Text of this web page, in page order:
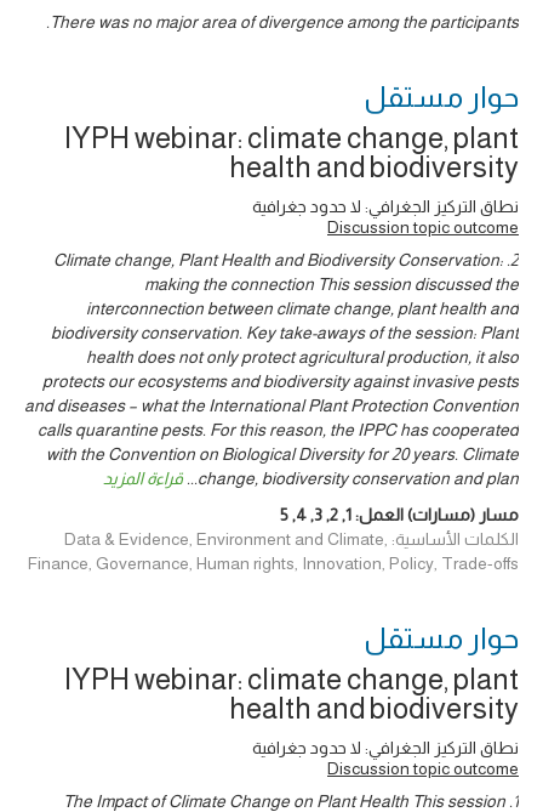
There was no major area of divergence among the participants.
حوار ‎مستقل
IYPH webinar: climate change, plant
health and biodiversity
نطاق التركيز الجغرافي: لا حدود جغرافية
Discussion topic outcome
2. Climate change, Plant Health and Biodiversity Conservation:
making the connection This session discussed the
interconnection between climate change, plant health and
biodiversity conservation. Key take-aways of the session: Plant
health does not only protect agricultural production, it also
protects our ecosystems and biodiversity against invasive pests
and diseases – what the International Plant Protection Convention
calls quarantine pests. For this reason, the IPPC has cooperated
with the Convention on Biological Diversity for 20 years. Climate
change, biodiversity conservation and plan
... قراءة المزيد
مسار (مسارات) العمل:1
,
2
,
3
,
4
,
5
الكلمات الأساسية: Data & Evidence, Environment and Climate,
Finance, Governance, Human rights, Innovation, Policy, Trade-offs
حوار ‎مستقل
IYPH webinar: climate change, plant
health and biodiversity
نطاق التركيز الجغرافي: لا حدود جغرافية
Discussion topic outcome
1. The Impact of Climate Change on Plant Health This session